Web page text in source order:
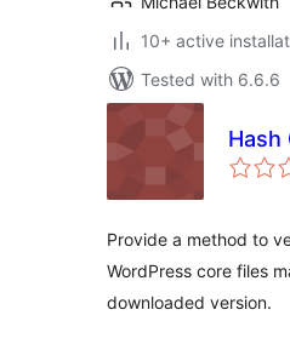
10+ active
Tested with 6.6.6
Hash
Provide a method to
WordPress core files
downloaded version.